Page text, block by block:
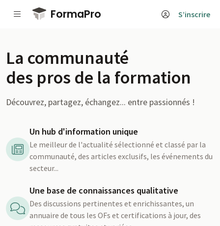
Passer au contenu principal
FormaPro S’inscrire
La communauté
des pros de la formation
Découvrez, partagez, échangez... entre passionnés !
Un hub d'information unique
Le meilleur de l'actualité sélectionné et classé par la
communauté, des articles exclusifs, les événements du
secteur...
Une base de connaissances qualitative
Des discussions pertinentes et enrichissantes, un
annuaire de tous les OFs et certifications à jour, des